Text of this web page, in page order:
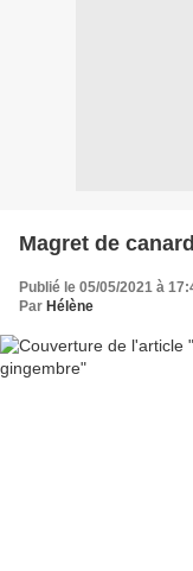
Magret de
Publié le 05/05/2021 à
Par Hélène